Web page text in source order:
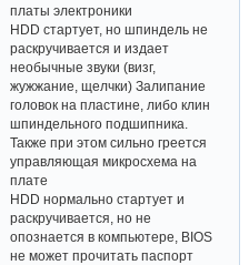
платы электроники
HDD стартует, но шпиндель не
раскручивается и издает
необычные звуки (визг,
жужжание, щелчки) Залипание
головок на пластине, либо клин
шпиндельного подшипника.
Также при этом сильно греется
управляющая микросхема на
плате
HDD нормально стартует и
раскручивается, но не
опознается в компьютере, BIOS
не может прочитать паспорт